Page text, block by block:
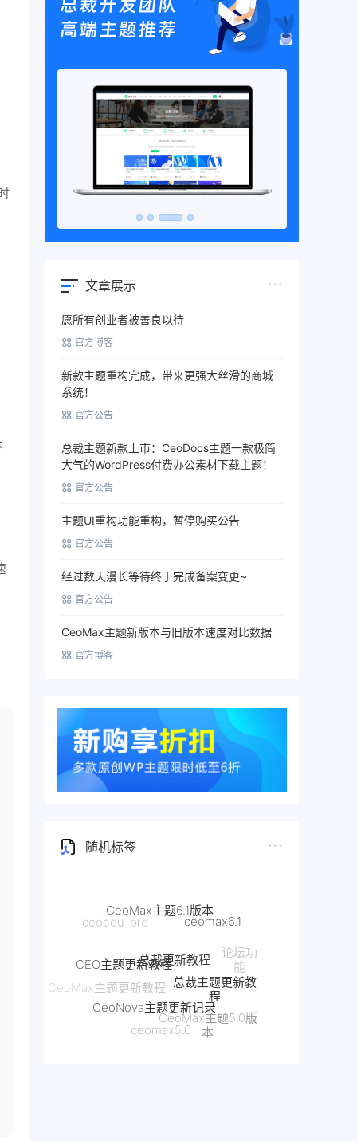
文章展示
愿所有创业者被善良以待
官方博客
新款主题重构完成，带来更强大丝滑的商城
系统！
官方公告
总裁主题新款上市：CeoDocs主题一款极简
大气的WordPress付费办公素材下载主题！
官方公告
主题UI重构功能重构，暂停购买公告
官方公告
经过数天漫长等待终于完成备案变更~
官方公告
CeoMax主题新版本与旧版本速度对比数据
官方博客
随机标签
ceomax6.1
论坛功
能
CeoNova主题更新教程
CeoEdu主题更新教程
CeoMax主题更新教程
总裁更新教程
总裁主题更新教
程
CeoMax主题5.0版
本
ceomax5.0
CeoNova主题更新记录